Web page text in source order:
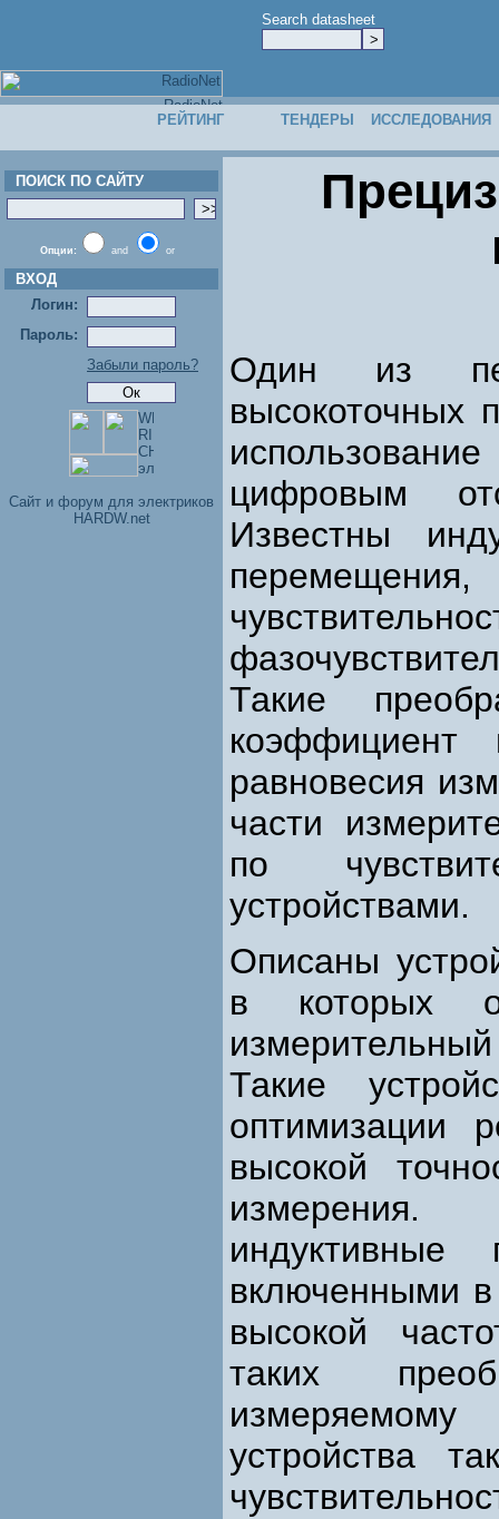
Search datasheet
РЕЙТИНГ ТЕНДЕРЫ ИССЛЕДОВАНИЯ
ПОИСК ПО САЙТУ
Опции: and or
ВХОД
Логин:
Пароль:
Забыли пароль?
Cайт и форум для электриков
HARDW.net
Один из
высокоточных
цифровым
Известны
Такие
коэффициент
равновесия
части
по
устройствами.
Описаны
в которых
Такие
оптимизации
высокой
измерения.
индуктивные
включенными в
высокой
таких
устройства